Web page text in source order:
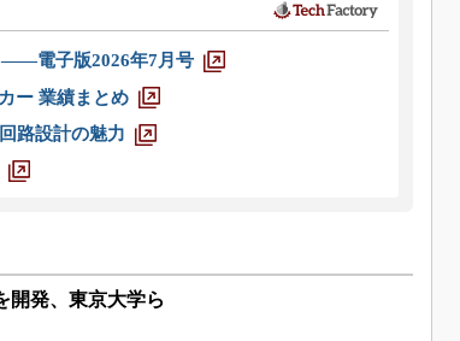
――電子版2026年7月号
ー 業績まとめ
路設計の魅力
開発、東京大学ら